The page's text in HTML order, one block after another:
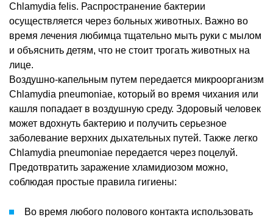
Chlamydia felis. Распространение бактерии
осуществляется через больных животных. Важно во
время лечения любимца тщательно мыть руки с мылом
и объяснить детям, что не стоит трогать животных на
лице.
Воздушно-капельным путем передается микроорганизм
Chlamydia pneumoniae, который во время чихания или
кашля попадает в воздушную среду. Здоровый человек
может вдохнуть бактерию и получить серьезное
заболевание верхних дыхательных путей. Также легко
Chlamydia pneumoniae передается через поцелуй.
Предотвратить заражение хламидиозом можно,
соблюдая простые правила гигиены:
Во время любого полового контакта использовать